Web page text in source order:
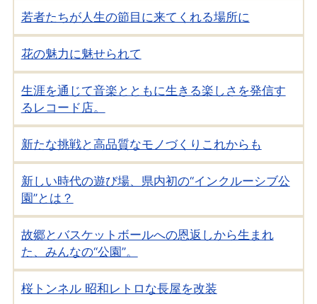
若者たちが人生の節目に来てくれる場所に
花の魅力に魅せられて
生涯を通じて音楽とともに生きる楽しさを発信す
るレコード店。
新たな挑戦と高品質なモノづくりこれからも
新しい時代の遊び場、県内初の“インクルーシブ公
園”とは？
故郷とバスケットボールへの恩返しから生まれ
た、みんなの“公園”。
桜トンネル 昭和レトロな長屋を改装